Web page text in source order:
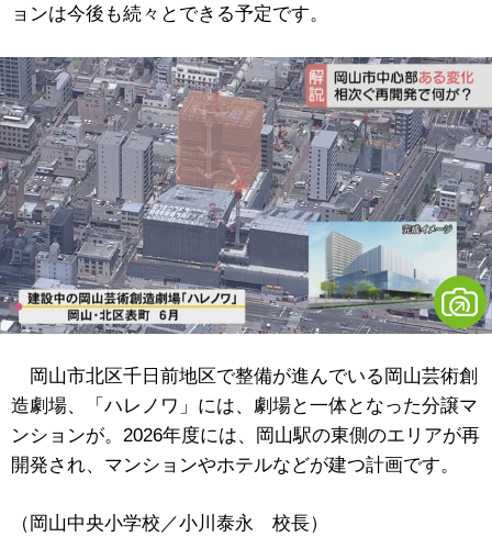
ョンは今後も続々とできる予定です。
岡山市北区千日前地区で整備が進んでいる岡山芸術創
造劇場、「ハレノワ」には、劇場と一体となった分譲マ
ンションが。2026年度には、岡山駅の東側のエリアが再
開発され、マンションやホテルなどが建つ計画です。
（岡山中央小学校／小川泰永 校長）